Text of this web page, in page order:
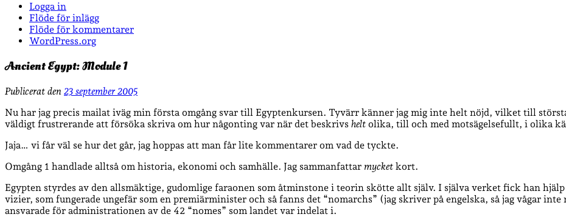
Logga in
Flöde för inlägg
Flöde för kommentarer
WordPress.org
Ancient Egypt: Module 1
Publicerat den 23 september 2005
Nu har jag precis mailat iväg min första omgång svar till Egyptenkursen. Tyvärr känner jag mig inte helt nöjd, vilket till
väldigt frustrerande att försöka skriva om hur någonting var när det beskrivs helt olika, till och med motsägelsefullt, i olika
Jaja… vi får väl se hur det går, jag hoppas att man får lite kommentarer om vad de tyckte.
Omgång 1 handlade alltså om historia, ekonomi och samhälle. Jag sammanfattar mycket kort.
Egypten styrdes av den allsmäktige, gudomlige faraonen som åtminstone i teorin skötte allt själv. I själva verket fick han
vizier, som fungerade ungefär som en premiärminister och så fanns det “nomarchs” (jag skriver på engelska, så jag vågar
ansvarade för administrationen av de 42 “nomes” som landet var indelat i.